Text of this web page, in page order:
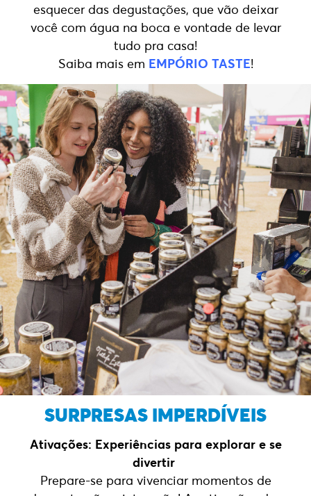
esquecer das degustações, que vão deixar
você com água na boca e vontade de levar
tudo pra casa!
Saiba mais em EMPÓRIO TASTE!
SURPRESAS IMPERDÍVEIS
Ativações: Experiências para explorar e se
divertir
Prepare-se para vivenciar momentos de